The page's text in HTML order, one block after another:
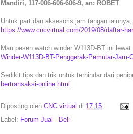
Mandiri, 117-006-606-606-9, an: ROBET
Untuk part dan aksesoris jam tangan
https://www.cncvirtual.com/2019/08/daftar-
Mau pesen watch winder W113D-BT ini
Winder-W113D-BT-Penggerak-Pemutar-
Sedikit tips dan trik untuk terhindar dari
bertransaksi-online.html
Diposting oleh CNC virtual di 17.15
Label: Forum Jual - Beli